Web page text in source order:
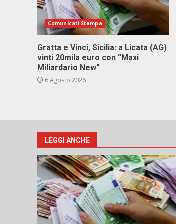
Comunicati Stampa
Gratta e Vinci, Sicilia: a Licata (AG)
vinti 20mila euro con “Maxi
Miliardario New”
6 Agosto 2026
LEGGI ANCHE